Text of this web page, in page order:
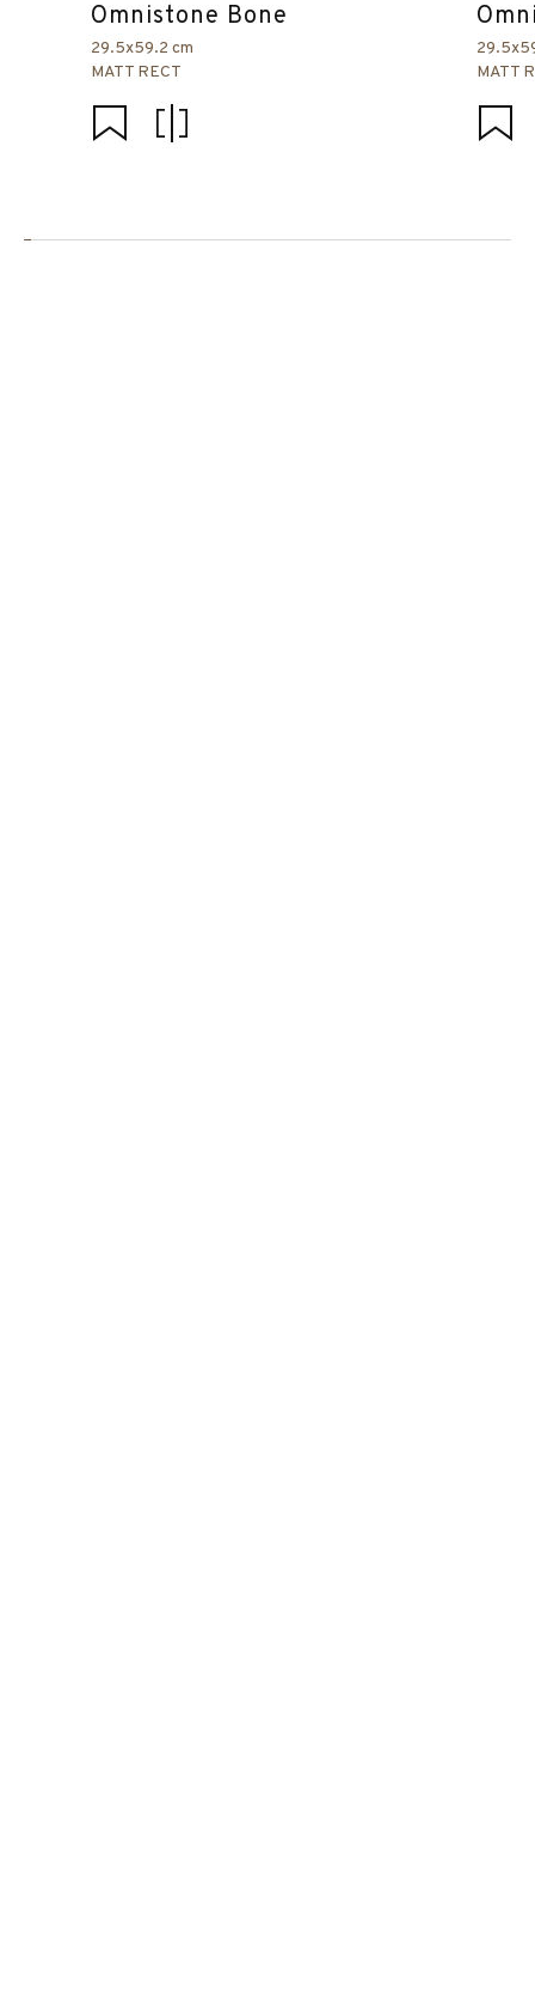
Omnistone Bone
29.5x59.2 cm
MATT RECT
MATT